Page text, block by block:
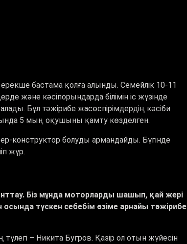
бастама қолға алынды. Семейлік 10-11
және кәсіпорындарда білімін іс жүзінде
Бұл тәжірибе жасөспірімдердің кәсіби
5 мың оқушыны қамту көзделген.
конструктор болуды армандайды. Бүгінде
жүр.
Біз мұнда моторларды шашып, қай жері
түскен себебім өзіме арнайы тәжірибе
түлегі – Никита Бугров. Қазір ол отын жүйесін